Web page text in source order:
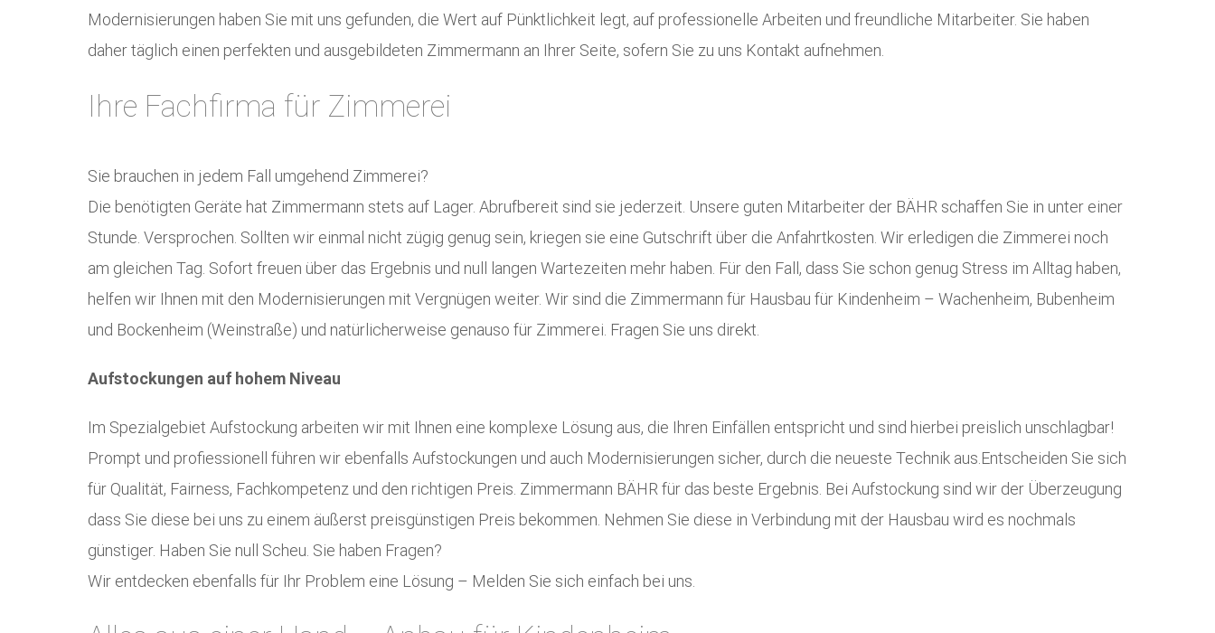
Modernisierungen haben Sie mit uns gefunden, die Wert auf Pünktlichkeit legt, auf professionelle Arbeiten und freundliche Mitarbeiter. Sie haben
daher täglich einen perfekten und ausgebildeten Zimmermann an Ihrer Seite, sofern Sie zu uns Kontakt aufnehmen.
Ihre Fachfirma für Zimmerei
Sie brauchen in jedem Fall umgehend Zimmerei?
Die benötigten Geräte hat Zimmermann stets auf Lager. Abrufbereit sind sie jederzeit. Unsere guten Mitarbeiter der BÄHR schaffen Sie in unter einer
Stunde. Versprochen. Sollten wir einmal nicht zügig genug sein, kriegen sie eine Gutschrift über die Anfahrtkosten. Wir erledigen die Zimmerei noch
am gleichen Tag. Sofort freuen über das Ergebnis und null langen Wartezeiten mehr haben. Für den Fall, dass Sie schon genug Stress im Alltag haben,
helfen wir Ihnen mit den Modernisierungen mit Vergnügen weiter. Wir sind die Zimmermann für Hausbau für Kindenheim – Wachenheim, Bubenheim
und Bockenheim (Weinstraße) und natürlicherweise genauso für Zimmerei. Fragen Sie uns direkt.
Aufstockungen auf hohem Niveau
Im Spezialgebiet Aufstockung arbeiten wir mit Ihnen eine komplexe Lösung aus, die Ihren Einfällen entspricht und sind hierbei preislich unschlagbar!
Prompt und profiessionell führen wir ebenfalls Aufstockungen und auch Modernisierungen sicher, durch die neueste Technik aus.Entscheiden Sie sich
für Qualität, Fairness, Fachkompetenz und den richtigen Preis. Zimmermann BÄHR für das beste Ergebnis. Bei Aufstockung sind wir der Überzeugung
dass Sie diese bei uns zu einem äußerst preisgünstigen Preis bekommen. Nehmen Sie diese in Verbindung mit der Hausbau wird es nochmals
günstiger. Haben Sie null Scheu. Sie haben Fragen?
Wir entdecken ebenfalls für Ihr Problem eine Lösung – Melden Sie sich einfach bei uns.